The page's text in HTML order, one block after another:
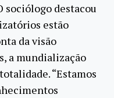
sociólogo destacou
estão
da visão
a mundialização
“Estamos